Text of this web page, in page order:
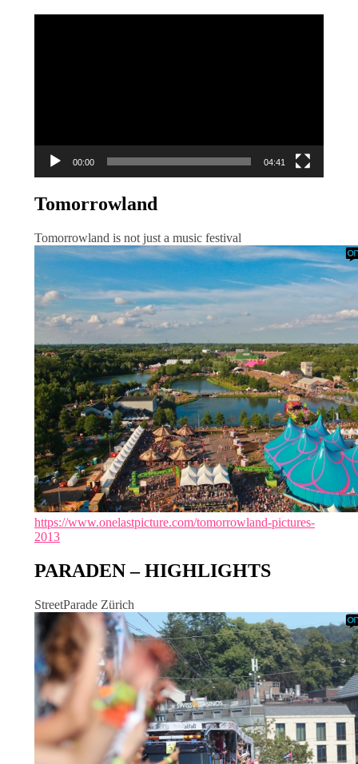
00:00 04:41
Tomorrowland
Tomorrowland is not just a music festival
https://www.onelastpicture.com/tomorrowland-pictures-
2013
PARADEN – HIGHLIGHTS
StreetParade Zürich